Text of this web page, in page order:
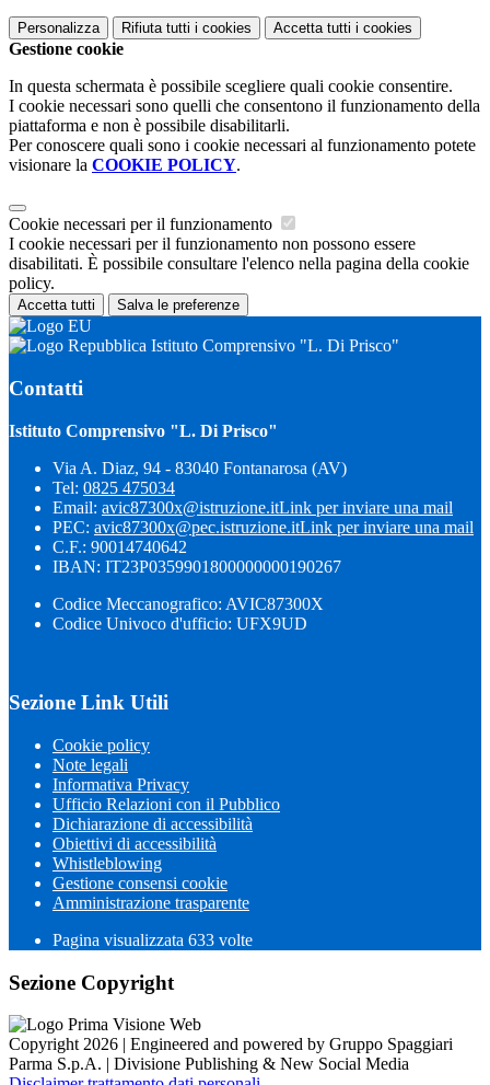
Personalizza Rifiuta tutti i cookies Accetta tutti i cookies
Gestione cookie
In questa schermata è possibile scegliere quali cookie consentire.
I cookie necessari sono quelli che consentono il funzionamento della
piattaforma e non è possibile disabilitarli.
Per conoscere quali sono i cookie necessari al funzionamento potete
visionare la COOKIE POLICY.
Cookie necessari per il funzionamento
I cookie necessari per il funzionamento non possono essere
disabilitati. È possibile consultare l'elenco nella pagina della cookie
policy.
Accetta tutti Salva le preferenze
Istituto Comprensivo "L. Di Prisco"
Contatti
Istituto Comprensivo "L. Di Prisco"
Via A. Diaz, 94 - 83040 Fontanarosa (AV)
Tel: 0825 475034
Email: avic87300x@istruzione.itLink per inviare una mail
PEC: avic87300x@pec.istruzione.itLink per inviare una mail
C.F.: 90014740642
IBAN: IT23P0359901800000000190267
Codice Meccanografico: AVIC87300X
Codice Univoco d'ufficio: UFX9UD
Sezione Link Utili
Cookie policy
Note legali
Informativa Privacy
Ufficio Relazioni con il Pubblico
Dichiarazione di accessibilità
Obiettivi di accessibilità
Whistleblowing
Gestione consensi cookie
Amministrazione trasparente
Pagina visualizzata 633 volte
Sezione Copyright
Copyright 2026 | Engineered and powered by Gruppo Spaggiari
Parma S.p.A. | Divisione Publishing & New Social Media